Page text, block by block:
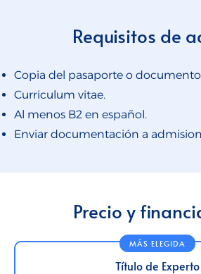
Requisitos de
Copia del pasaporte o
Curriculum vitae.
Al menos B2 en español.
Enviar documentación a
Precio y
Título de Experto